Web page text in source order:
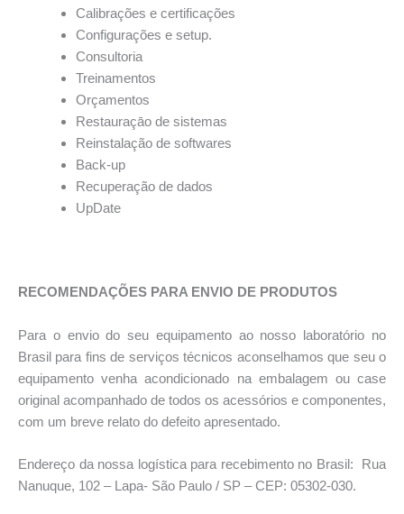
Calibrações e certificações
Configurações e setup.
Consultoria
Treinamentos
Orçamentos
Restauraçāo de sistemas
Reinstalação de softwares
Back-up
Recuperação de dados
UpDate
RECOMENDAÇÕES PARA ENVIO DE PRODUTOS
Para o envio do seu equipamento ao nosso laboratório no
Brasil para fins de serviços técnicos aconselhamos que seu o
equipamento venha acondicionado na embalagem ou case
original acompanhado de todos os acessórios e componentes,
com um breve relato do defeito apresentado.
Endereço da nossa logística para recebimento no Brasil: Rua
Nanuque, 102 – Lapa- São Paulo / SP – CEP: 05302-030.